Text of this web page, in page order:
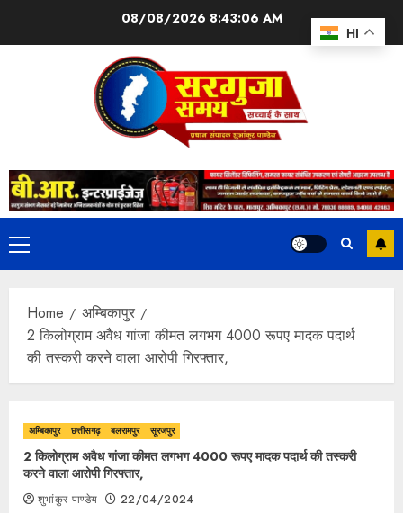
08/08/2026 8:43:07 AM
Home
अम्बिकापुर
2 किलोग्राम अवैध गांजा कीमत लगभग 4000 रूपए मादक पदार्थ
की तस्करी करने वाला आरोपी गिरफ्तार,
अम्बिकापुर छत्तीसगढ़ बलरामपुर सूरजपुर
2 किलोग्राम अवैध गांजा कीमत लगभग 4000 रूपए मादक पदार्थ की तस्करी
करने वाला आरोपी गिरफ्तार,
शुभांकुर पाण्डेय 22/04/2024
HI